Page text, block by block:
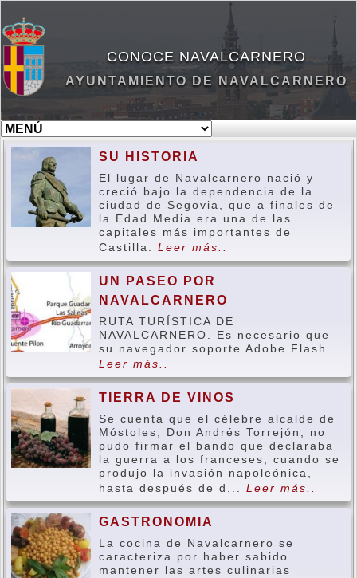
CONOCE NAVALCARNERO
AYUNTAMIENTO DE NAVALCARNERO
SU HISTORIA
El lugar de Navalcarnero nació y
creció bajo la dependencia de la
ciudad de Segovia, que a finales de
la Edad Media era una de las
capitales más importantes de
Castilla. Leer más..
UN PASEO POR
NAVALCARNERO
RUTA TURÍSTICA DE
NAVALCARNERO. Es necesario que
su navegador soporte Adobe Flash.
Leer más..
TIERRA DE VINOS
Se cuenta que el célebre alcalde de
Móstoles, Don Andrés Torrejón, no
pudo firmar el bando que declaraba
la guerra a los franceses, cuando se
produjo la invasión napoleónica,
hasta después de d... Leer más..
GASTRONOMIA
La cocina de Navalcarnero se
caracteriza por haber sabido
mantener las artes culinarias